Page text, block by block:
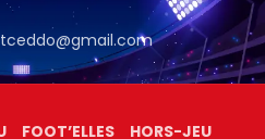
FOOT’ELLES HORS-JEU